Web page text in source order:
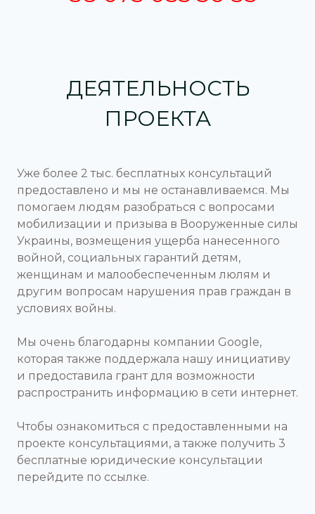
ДЕЯТЕЛЬНОСТЬ
ПРОЕКТА
Уже более 2 тыс. бесплатных консультаций
предоставлено и мы не останавливаемся. Мы
помогаем людям разобраться с вопросами
мобилизации и призыва в Вооруженные силы
Украины, возмещения ущерба нанесенного
войной, социальных гарантий детям,
женщинам и малообеспеченным люлям и
другим вопросам нарушения прав граждан в
условиях войны.
Мы очень благодарны компании Google,
которая также поддержала нашу инициативу
и предоставила грант для возможности
распространить информацию в сети интернет.
Чтобы ознакомиться с предоставленными на
проекте консультациями, а также получить 3
бесплатные юридические консультации
перейдите по ссылке.